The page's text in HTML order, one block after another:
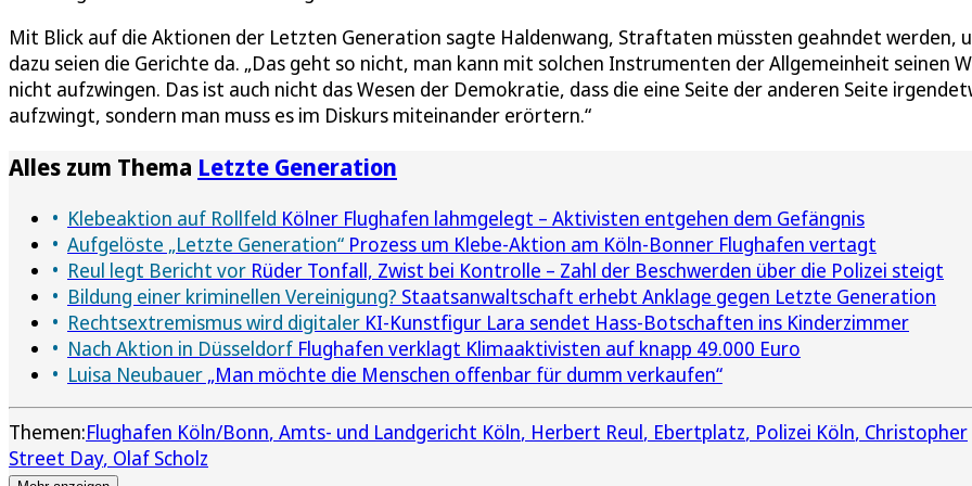
Mit Blick auf die Aktionen der Letzten Generation sagte Haldenwang, Straftaten müssten geahndet werden,
dazu seien die Gerichte da. „Das geht so nicht, man kann mit solchen Instrumenten der Allgemeinheit seinen
nicht aufzwingen. Das ist auch nicht das Wesen der Demokratie, dass die eine Seite der anderen Seite
aufzwingt, sondern man muss es im Diskurs miteinander erörtern.“
Alles zum Thema Letzte Generation
Klebeaktion auf Rollfeld Kölner Flughafen lahmgelegt – Aktivisten entgehen dem Gefängnis
Aufgelöste „Letzte Generation“ Prozess um Klebe-Aktion am Köln-Bonner Flughafen vertagt
Reul legt Bericht vor Rüder Tonfall, Zwist bei Kontrolle – Zahl der Beschwerden über die Polizei steigt
Bildung einer kriminellen Vereinigung? Staatsanwaltschaft erhebt Anklage gegen Letzte Generation
Rechtsextremismus wird digitaler KI-Kunstfigur Lara sendet Hass-Botschaften ins Kinderzimmer
Nach Aktion in Düsseldorf Flughafen verklagt Klimaaktivisten auf knapp 49.000 Euro
Luisa Neubauer „Man möchte die Menschen offenbar für dumm verkaufen“
Themen:Flughafen Köln/Bonn Amts- und Landgericht Köln Herbert Reul Ebertplatz Polizei Köln Christopher
Street Day Olaf Scholz